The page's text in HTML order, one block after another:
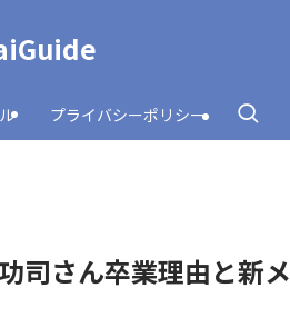
プライバシーポリシー
司さん卒業理由と新メ